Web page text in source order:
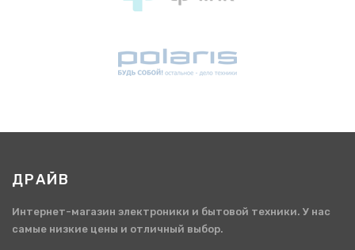
ДРАЙВ
Интернет-магазин электроники и бытовой техники. У нас
самые низкие цены и отличный выбор.